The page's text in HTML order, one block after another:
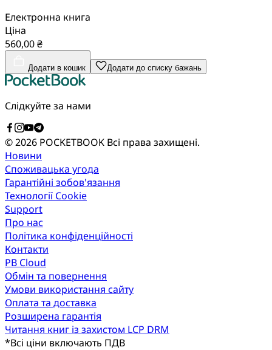
Електронна книга
Ціна
560,00 ₴
Додати в кошик Додати до списку бажань
Слідкуйте за нами
© 2026 POCKETBOOK Всі права захищені.
Новини
Споживацька угода
Гарантійні зобов'язання
Технології Cookie
Support
Про нас
Політика конфіденційності
Контакти
PB Cloud
Обмін та повернення
Умови використання сайту
Оплата та доставка
Розширена гарантія
Читання книг із захистом LCP DRM
*Всі ціни включають ПДВ